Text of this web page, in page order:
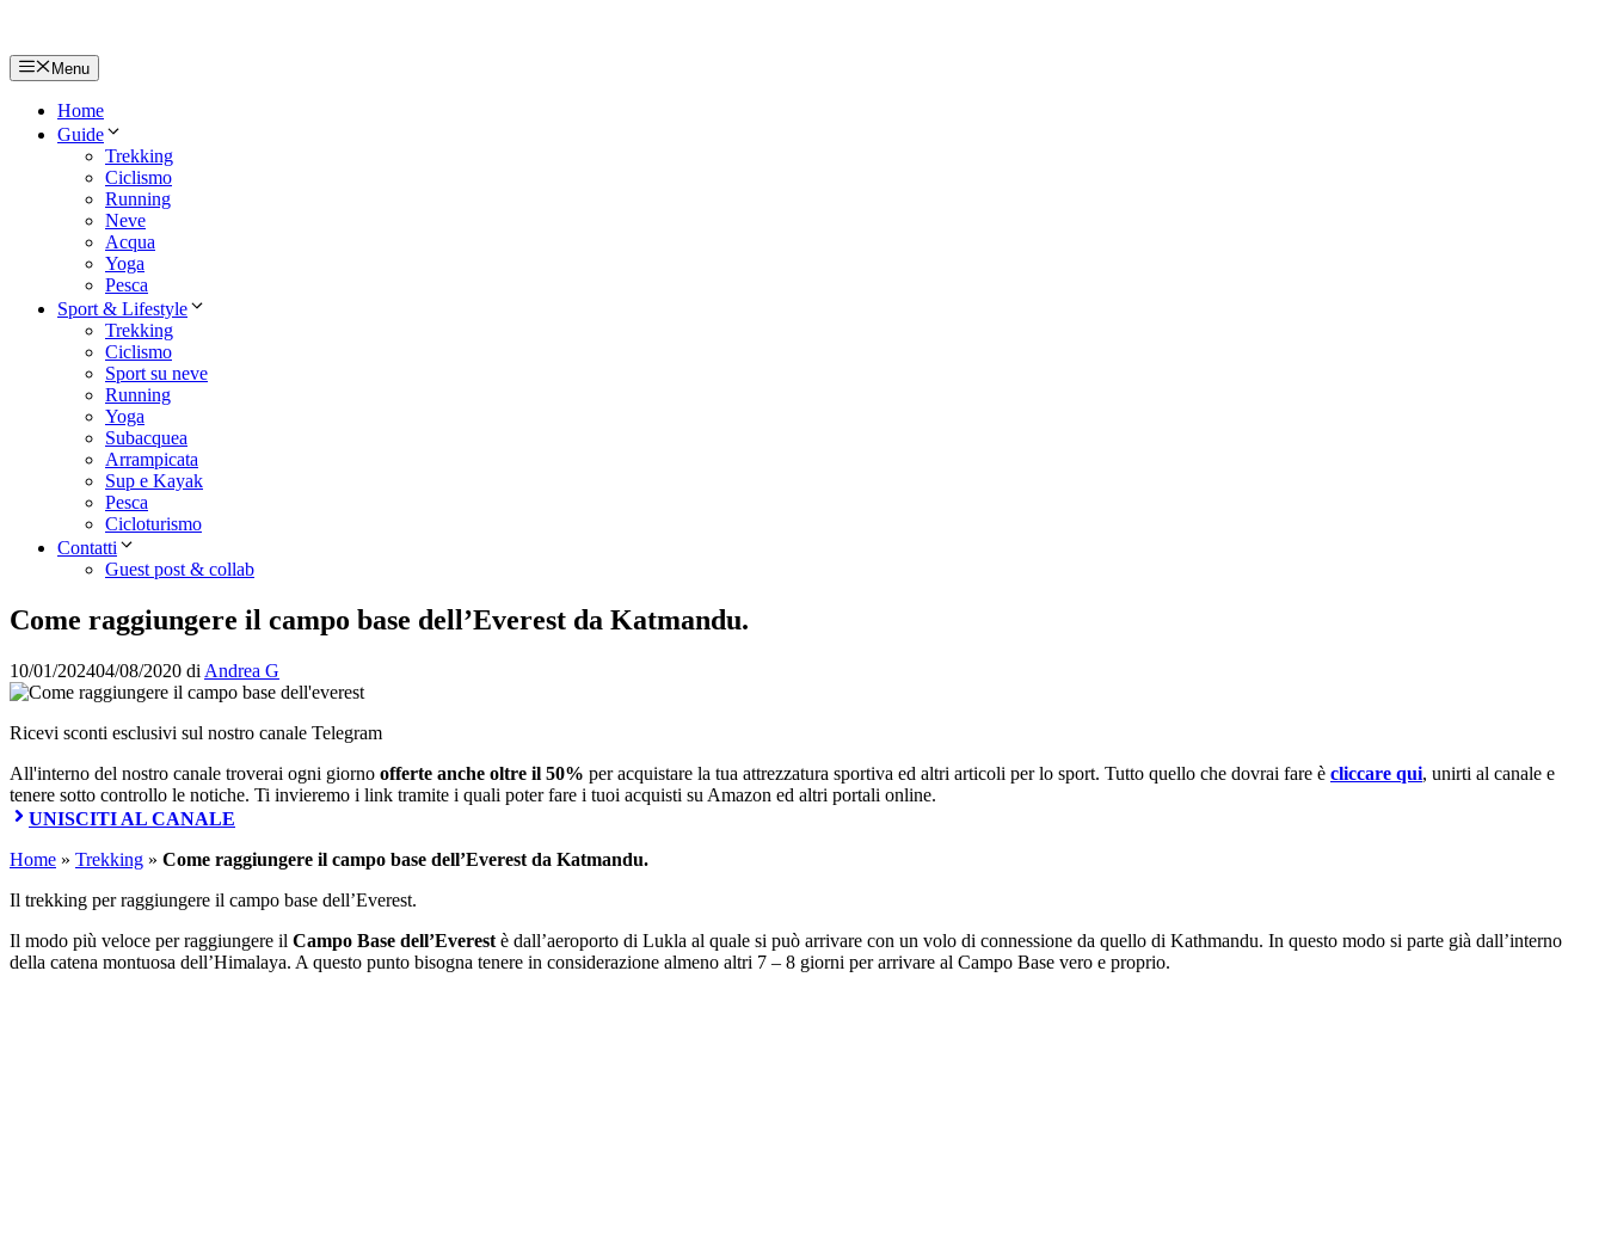
Menu
Home
Guide
Trekking
Ciclismo
Running
Neve
Acqua
Yoga
Pesca
Sport & Lifestyle
Trekking
Ciclismo
Sport su neve
Running
Yoga
Subacquea
Arrampicata
Sup e Kayak
Pesca
Cicloturismo
Contatti
Guest post & collab
Come raggiungere il campo base dell’Everest da Katmandu.
10/01/202404/08/2020 di Andrea G
Ricevi sconti esclusivi sul nostro canale Telegram
All'interno del nostro canale troverai ogni giorno offerte anche oltre il 50% per acquistare la tua attrezzatura sportiva ed altri articoli per lo sport. Tutto quello che dovrai fare è cliccare qui, unirti al canale e
tenere sotto controllo le notiche. Ti invieremo i link tramite i quali poter fare i tuoi acquisti su Amazon ed altri portali online.
UNISCITI AL CANALE
Home » Trekking » Come raggiungere il campo base dell’Everest da Katmandu.
Il trekking per raggiungere il campo base dell’Everest.
Il modo più veloce per raggiungere il Campo Base dell’Everest è dall’aeroporto di Lukla al quale si può arrivare con un volo di connessione da quello di Kathmandu. In questo modo si parte già dall’interno
della catena montuosa dell’Himalaya. A questo punto bisogna tenere in considerazione almeno altri 7 – 8 giorni per arrivare al Campo Base vero e proprio.